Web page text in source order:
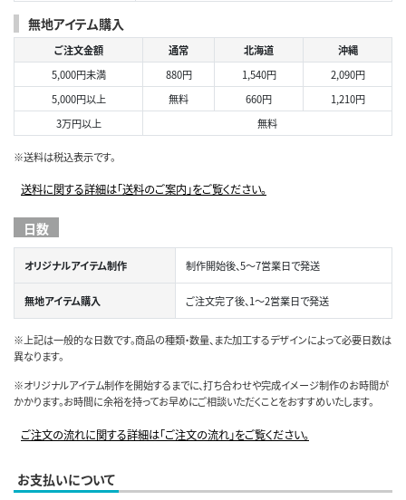
無地アイテム購入
ご注文金額 通常 北海道
沖縄
5,000円未満
880円 1,540円
2,090円
5,000円以上
無料 660円
1,210円
3万円以上
無料
※送料は税込表示です。
送料に関する詳細は「送料のご案内」をご覧ください。
日数
オリジナルアイテム制作 制作開始後、5～7営業日で発送
無地アイテム購入 ご注文完了後、1～2営業日で発送
※上記は一般的な日数です。商品の種類・数量、また加工するデザインによって必要日数は
異なります。
※オリジナルアイテム制作を開始するまでに、打ち合わせや完成イメージ制作のお時間が
かかります。お時間に余裕を持ってお早めにご相談いただくことをおすすめいたします。
ご注文の流れに関する詳細は「ご注文の流れ」をご覧ください。
お支払いについて